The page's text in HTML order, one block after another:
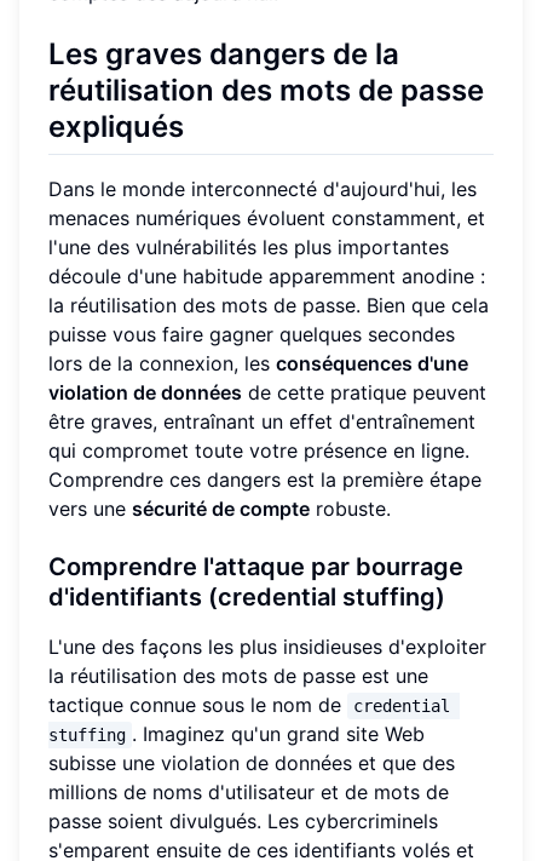
Les graves dangers de la
réutilisation des mots de passe
expliqués
Dans le monde interconnecté d'aujourd'hui, les
menaces numériques évoluent constamment, et
l'une des vulnérabilités les plus importantes
découle d'une habitude apparemment anodine :
la réutilisation des mots de passe. Bien que cela
puisse vous faire gagner quelques secondes
lors de la connexion, les conséquences d'une
violation de données de cette pratique peuvent
être graves, entraînant un effet d'entraînement
qui compromet toute votre présence en ligne.
Comprendre ces dangers est la première étape
vers une sécurité de compte robuste.
Comprendre l'attaque par bourrage
d'identifiants (credential stuffing)
L'une des façons les plus insidieuses d'exploiter
la réutilisation des mots de passe est une
tactique connue sous le nom de
credential
stuffing . Imaginez qu'un grand site Web
subisse une violation de données et que des
millions de noms d'utilisateur et de mots de
passe soient divulgués. Les cybercriminels
s'emparent ensuite de ces identifiants volés et